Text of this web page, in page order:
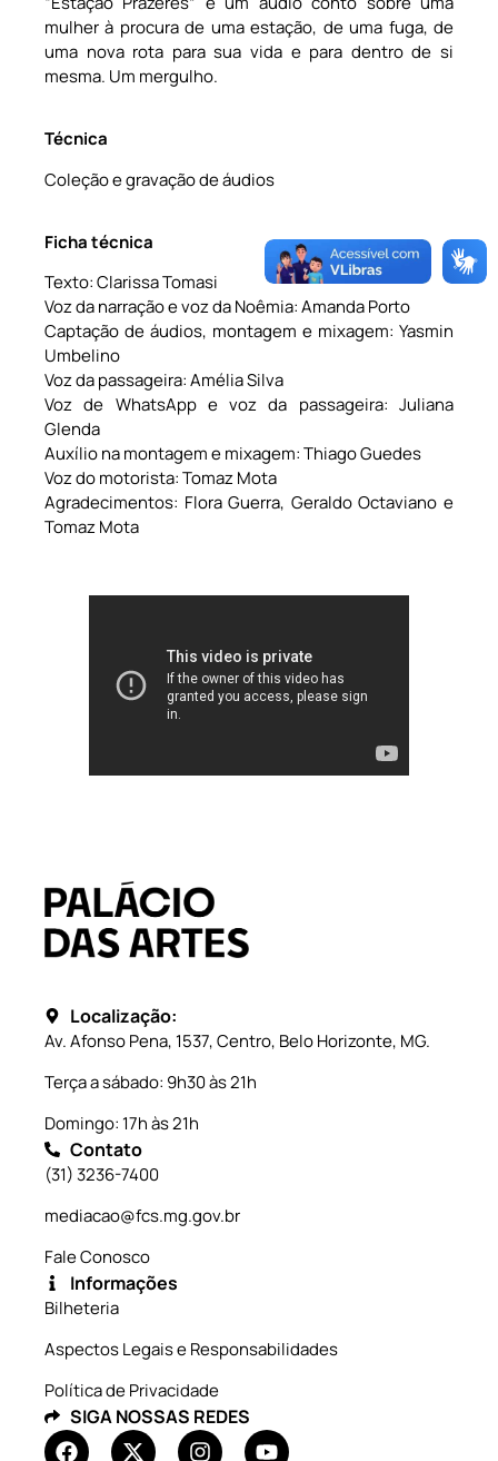
mulher à procura de uma estação, de uma fuga, de
uma nova rota para sua vida e para dentro de si
mesma. Um mergulho.
Técnica
Coleção e gravação de áudios
Ficha técnica
Texto: Clarissa Tomasi
Voz da narração e voz da Noêmia: Amanda Porto
Captação de áudios, montagem e mixagem: Yasmin
Umbelino
Voz da passageira: Amélia Silva
Voz de WhatsApp e voz da passageira: Juliana
Glenda
Auxílio na montagem e mixagem: Thiago Guedes
Voz do motorista: Tomaz Mota
Agradecimentos: Flora Guerra, Geraldo Octaviano e
Tomaz Mota
Localização:
Av. Afonso Pena, 1537, Centro, Belo Horizonte, MG.
Terça a sábado: 9h30 às 21h
Domingo: 17h às 21h
Contato
(31) 3236-7400
mediacao@fcs.mg.gov.br
Fale Conosco
Informações
Bilheteria
Aspectos Legais e Responsabilidades
Política de Privacidade
SIGA NOSSAS REDES